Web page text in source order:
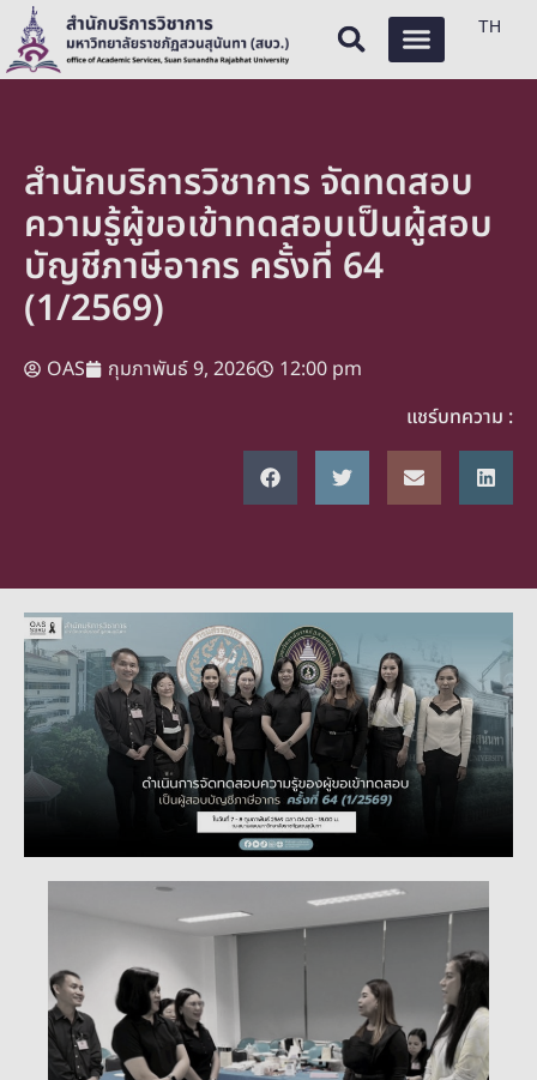
TH
สำนักบริการวิชาการ จัดทดสอบ
ความรู้ผู้ขอเข้าทดสอบเป็นผู้สอบ
บัญชีภาษีอากร ครั้งที่ 64
(1/2569)
OAS กุมภาพันธ์ 9, 2026
12:00 pm
แชร์บทความ :